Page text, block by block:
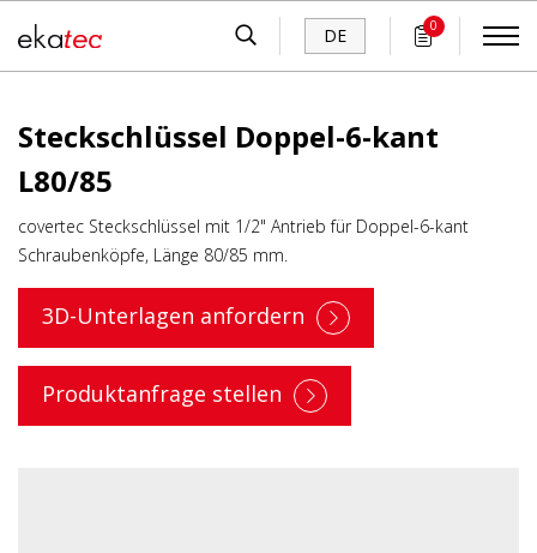
DE 0
Steckschlüssel Doppel-6-kant
L80/85
covertec Steckschlüssel mit 1/2" Antrieb für Doppel-6-kant
Schraubenköpfe, Länge 80/85 mm.
3D-Unterlagen anfordern
Produktanfrage stellen